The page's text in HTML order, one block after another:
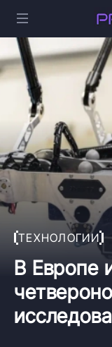
ТЕХНОЛОГИИ
В Европе